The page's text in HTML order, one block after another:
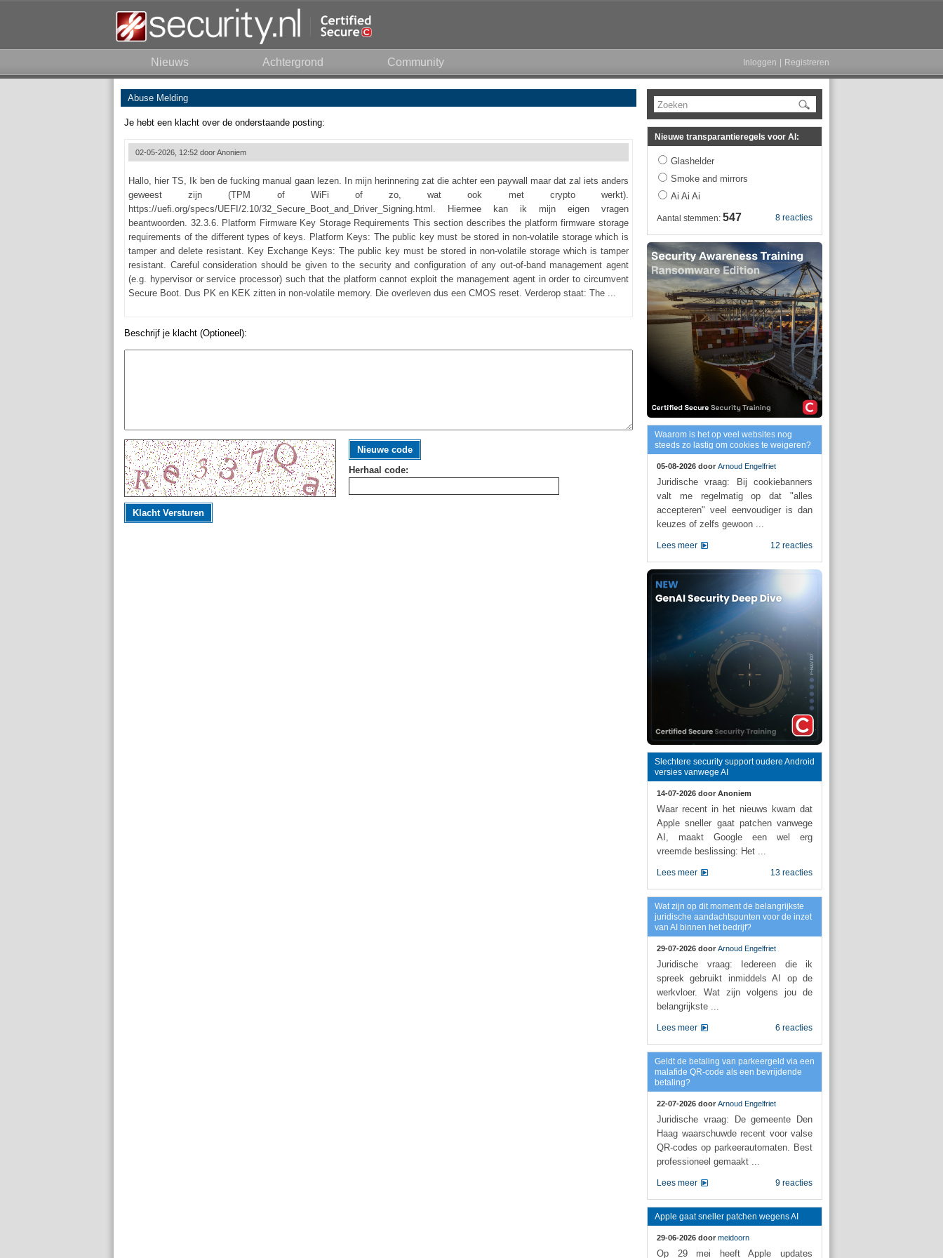
Nieuws Achtergrond Community Inloggen Registreren
Abuse Melding
Je hebt een klacht over de onderstaande posting:
02-05-2026, 12:52 doorAnoniem
Hallo, hier TS, Ik ben de fucking manual gaan lezen. In mijn herinnering zat die achter een paywall maar dat zal iets anders
geweest zijn (TPM of WiFi of zo, wat ook met crypto werkt).
https://uefi.org/specs/UEFI/2.10/32_Secure_Boot_and_Driver_Signing.html. Hiermee kan ik mijn eigen vragen
beantwoorden. 32.3.6. Platform Firmware Key Storage Requirements This section describes the platform firmware storage
requirements of the different types of keys. Platform Keys: The public key must be stored in non-volatile storage which is
tamper and delete resistant. Key Exchange Keys: The public key must be stored in non-volatile storage which is tamper
resistant. Careful consideration should be given to the security and configuration of any out-of-band management agent
(e.g. hypervisor or service processor) such that the platform cannot exploit the management agent in order to circumvent
Secure Boot. Dus PK en KEK zitten in non-volatile memory. Die overleven dus een CMOS reset. Verderop staat: The ...
Beschrijf je klacht (Optioneel):
Nieuwe code
Herhaal code:
Klacht Versturen
Zoeken
Nieuwe transparantieregels voor AI:
Glashelder
Smoke and mirrors
Ai Ai Ai
8 reacties
Aantal stemmen: 547
Waarom is het op veel websites nog
steeds zo lastig om cookies te weigeren?
05-08-2026 door Arnoud Engelfriet
Juridische vraag: Bij cookiebanners
valt me regelmatig op dat "alles
accepteren" veel eenvoudiger is dan
keuzes of zelfs gewoon ...
12 reacties
Lees meer
Slechtere security support oudere Android
versies vanwege AI
14-07-2026 door Anoniem
Waar recent in het nieuws kwam dat
Apple sneller gaat patchen vanwege
AI, maakt Google een wel erg
vreemde beslissing: Het ...
13 reacties
Lees meer
Wat zijn op dit moment de belangrijkste
juridische aandachtspunten voor de inzet
van AI binnen het bedrijf?
29-07-2026 door Arnoud Engelfriet
Juridische vraag: Iedereen die ik
spreek gebruikt inmiddels AI op de
werkvloer. Wat zijn volgens jou de
belangrijkste ...
6 reacties
Lees meer
Geldt de betaling van parkeergeld via een
malafide QR-code als een bevrijdende
betaling?
22-07-2026 door Arnoud Engelfriet
Juridische vraag: De gemeente Den
Haag waarschuwde recent voor valse
QR-codes op parkeerautomaten. Best
professioneel gemaakt ...
9 reacties
Lees meer
Apple gaat sneller patchen wegens AI
29-06-2026 door meidoorn
Op 29 mei heeft Apple updates